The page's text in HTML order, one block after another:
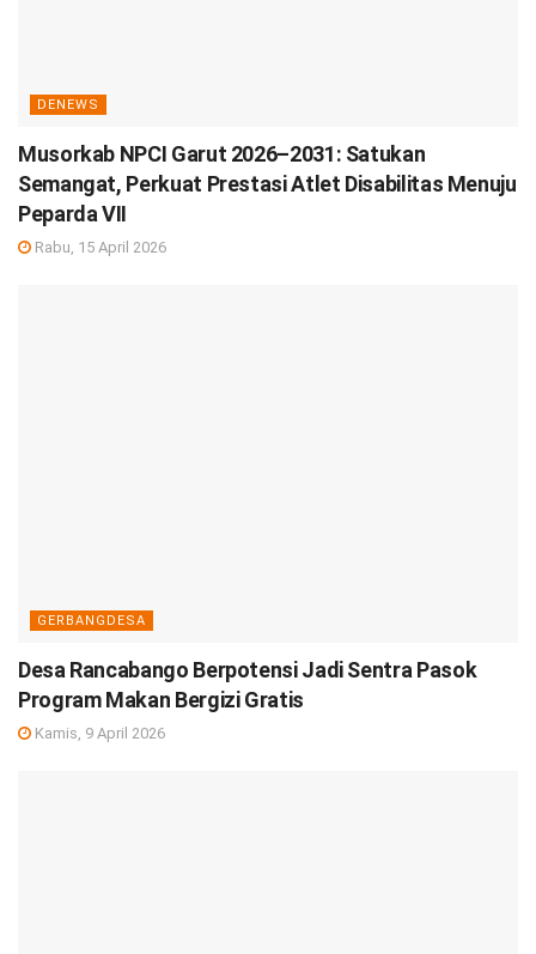
DENEWS
Musorkab NPCI Garut 2026–2031: Satukan
Semangat, Perkuat Prestasi Atlet Disabilitas Menuju
Peparda VII
Rabu, 15 April 2026
GERBANGDESA
Desa Rancabango Berpotensi Jadi Sentra Pasok
Program Makan Bergizi Gratis
Kamis, 9 April 2026